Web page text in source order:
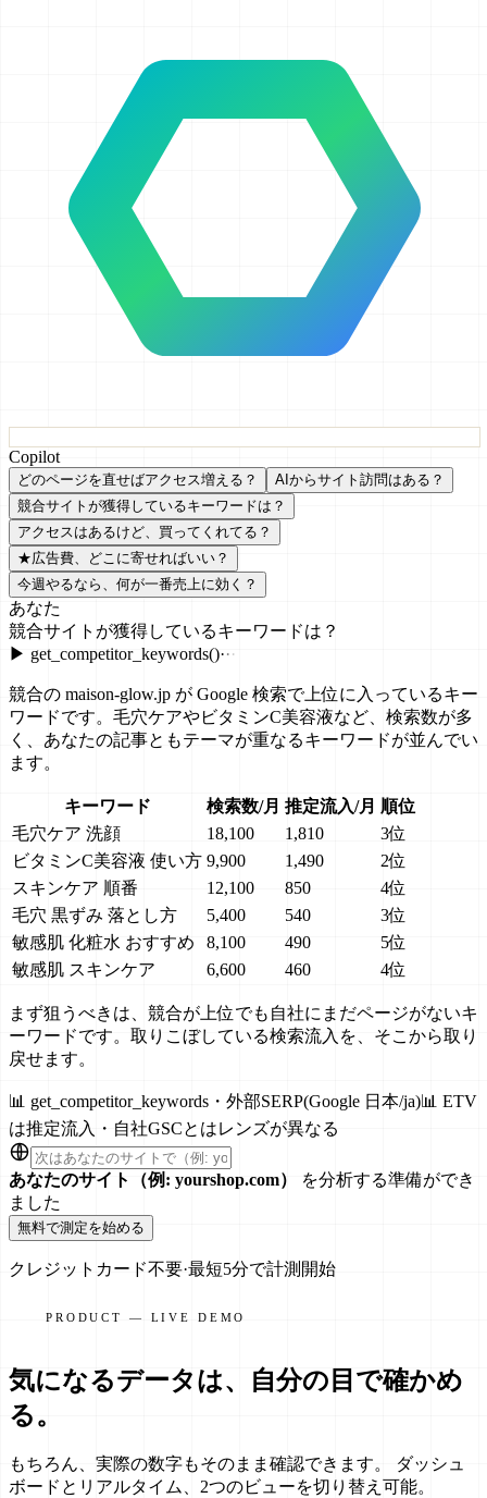
Copilot
どのページを直せばアクセス増える？
AIからサイト訪問はある？
競合サイトが獲得しているキーワードは？
アクセスはあるけど、買ってくれてる？
★広告費、どこに寄せればいい？
今週やるなら、何が一番売上に効く？
あなた
競合サイトが獲得しているキーワードは？
▶ get_competitor_keywords()✓
競合の maison-glow.jp が Google 検索で上位に入っているキー
ワードです。毛穴ケアやビタミンC美容液など、検索数が多
く、あなたの記事ともテーマが重なるキーワードが並んでい
ます。
キーワード 検索数/月 推定流入/月 順位
毛穴ケア 洗顔
18,100 1,810
3位
ビタミンC美容液 使い方 9,900 1,490
2位
スキンケア 順番
12,100 850
4位
毛穴 黒ずみ 落とし方
5,400 540
3位
敏感肌 化粧水 おすすめ
8,100 490
5位
敏感肌 スキンケア
6,600 460 4位
まず狙うべきは、競合が上位でも自社にまだページがないキ
ーワードです。取りこぼしている検索流入を、そこから取り
戻せます。
📊 get_competitor_keywords・外部SERP(Google 日本/ja)📊 ETV
は推定流入・自社GSCとはレンズが異なる
あなたのサイト（例: yourshop.com）
を分析する準備ができ
ました
無料で測定を始める
クレジットカード不要·最短5分で計測開始
PRODUCT — LIVE DEMO
気になるデータは、自分の目で確かめ
る。
もちろん、実際の数字もそのまま確認できます。 ダッシュ
ボードとリアルタイム、2つのビューを切り替え可能。